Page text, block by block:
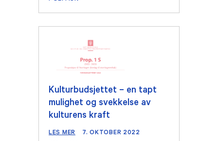
Kulturbudsjettet – en tapt
mulighet og svekkelse av
kulturens kraft
LES MER
7. OKTOBER 2022